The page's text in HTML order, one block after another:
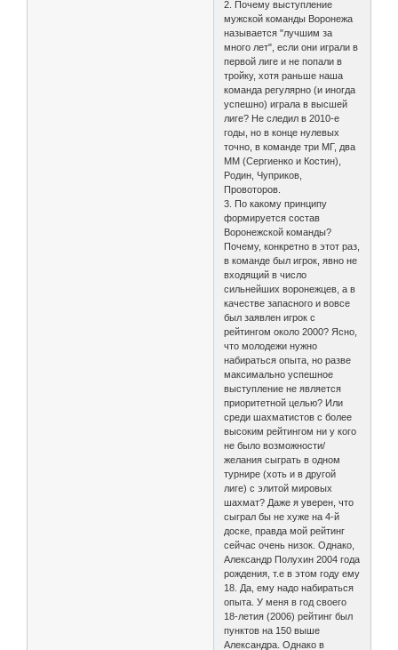
2. Почему выступление
мужской команды Воронежа
называется "лучшим за
много лет", если они играли в
первой лиге и не попали в
тройку, хотя раньше наша
команда регулярно (и иногда
успешно) играла в высшей
лиге? Не следил в 2010-е
годы, но в конце нулевых
точно, в команде три МГ, два
ММ (Сергиенко и Костин),
Родин, Чуприков,
Провоторов.
3. По какому принципу
формируется состав
Воронежской команды?
Почему, конкретно в этот раз,
в команде был игрок, явно не
входящий в число
сильнейших воронежцев, а в
качестве запасного и вовсе
был заявлен игрок с
рейтингом около 2000? Ясно,
что молодежи нужно
набираться опыта, но разве
максимально успешное
выступление не является
приоритетной целью? Или
среди шахматистов с более
высоким рейтингом ни у кого
не было возможности/
желания сыграть в одном
турнире (хоть и в другой
лиге) с элитой мировых
шахмат? Даже я уверен, что
сыграл бы не хуже на 4-й
доске, правда мой рейтинг
сейчас очень низок. Однако,
Александр Полухин 2004 года
рождения, т.е в этом году ему
18. Да, ему надо набираться
опыта. У меня в год своего
18-летия (2006) рейтинг был
пунктов на 150 выше
Александра. Однако в